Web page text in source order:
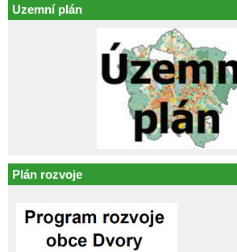
Uzemní plán
Plán rozvoje